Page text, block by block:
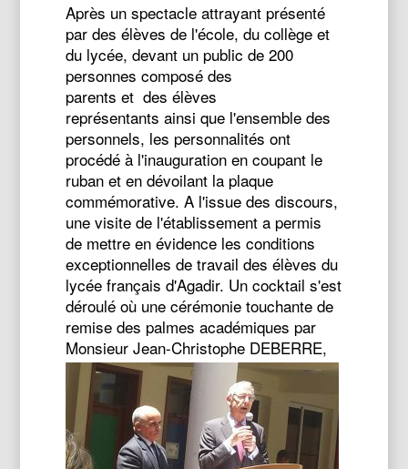
Après un spectacle attrayant présenté
par des élèves de l'école, du collège et
du lycée, devant un public de 200
personnes composé des
parents et des élèves
représentants ainsi que l'ensemble des
personnels, les personnalités ont
procédé à l'inauguration en coupant le
ruban et en dévoilant la plaque
commémorative. A l'issue des discours,
une visite de l'établissement a permis
de mettre en évidence les conditions
exceptionnelles de travail des élèves du
lycée français d'Agadir. Un cocktail s'est
déroulé où une cérémonie touchante de
remise des palmes académiques par
Monsieur Jean-Christophe DEBERRE,